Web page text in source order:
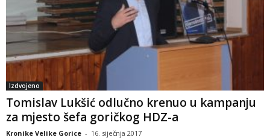
Izdvojeno
Tomislav Lukšić odlučno krenuo u kampanju
za mjesto šefa goričkog HDZ-a
Kronike Velike Gorice - 16. siječnja 2017